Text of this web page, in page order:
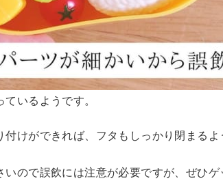
いるようです。
付けができれば、フタもしっかり閉まる
ので誤飲には注意が必要ですが、ぜひゲ